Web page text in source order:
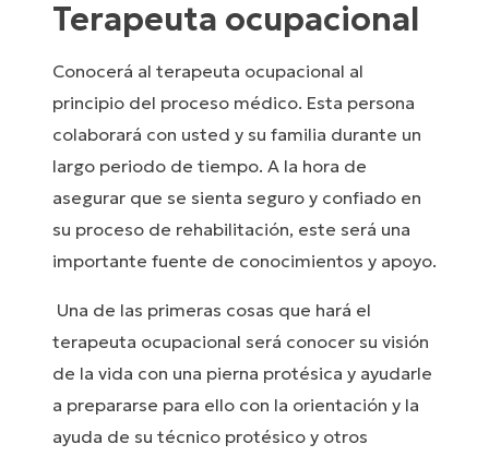
Terapeuta ocupacional
Conocerá al terapeuta ocupacional al
principio del proceso médico. Esta persona
colaborará con usted y su familia durante un
largo periodo de tiempo. A la hora de
asegurar que se sienta seguro y confiado en
su proceso de rehabilitación, este será una
importante fuente de conocimientos y apoyo.
Una de las primeras cosas que hará el
terapeuta ocupacional será conocer su visión
de la vida con una pierna protésica y ayudarle
a prepararse para ello con la orientación y la
ayuda de su técnico protésico y otros